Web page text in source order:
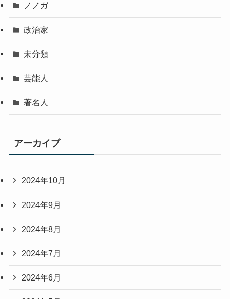
ノノガ
政治家
未分類
芸能人
著名人
アーカイブ
2024年10月
2024年9月
2024年8月
2024年7月
2024年6月